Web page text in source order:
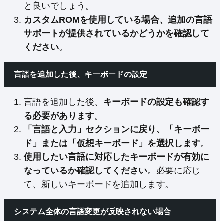
と良いでしょう。
カスタムROMを使用している場合、追加の言語
サポートが提供されているかどうかを確認して
ください。
言語を追加した後、キーボードの設定
言語を追加した後、 キーボードの設定も確認す
る必要があります。
「言語と入力」セクションに戻り、「キーボー
ド」または「仮想キーボード」を選択します。
使用したい言語に対応したキーボードが有効に
なっているか確認してください。必要に応じ
て、新しいキーボードを追加します。
システム全体の言語変更が反映されない場合